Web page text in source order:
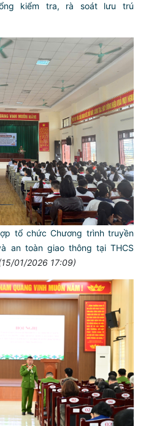
kiểm tra, rà soát lưu trú
tổ chức Chương trình truyền
an toàn giao thông tại THCS
01/2026 17:09)